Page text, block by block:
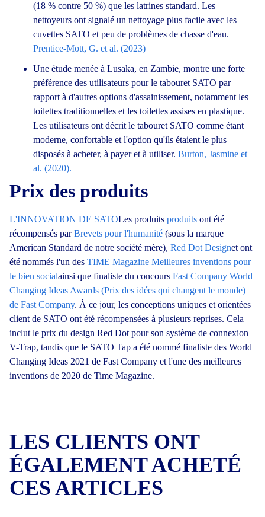
(18 % contre 50 %) que les latrines standard. Les
nettoyeurs ont signalé un nettoyage plus facile avec les
cuvettes SATO et peu de problèmes de chasse d'eau.
Prentice-Mott, G. et al. (2023)
Une étude menée à Lusaka, en Zambie, montre une forte
préférence des utilisateurs pour le tabouret SATO par
rapport à d'autres options d'assainissement, notamment les
toilettes traditionnelles et les toilettes assises en plastique.
Les utilisateurs ont décrit le tabouret SATO comme étant
moderne, confortable et l'option qu'ils étaient le plus
disposés à acheter, à payer et à utiliser. Burton, Jasmine et
al. (2020).
Prix des produits
L'INNOVATION DE SATOLes produits produits ont été
récompensés parBrevets pour l'humanité (sous la marque
American Standard de notre société mère), Red Dot Designet ont
été nommés l'un des TIME Magazine Meilleures inventions pour
le bien socialainsi que finaliste du concours Fast Company World
Changing Ideas Awards (Prix des idées qui changent le monde)
de Fast Company. À ce jour, les conceptions uniques et orientées
client de SATO ont été récompensées à plusieurs reprises. Cela
inclut le prix du design Red Dot pour son système de connexion
V-Trap, tandis que le SATO Tap a été nommé finaliste des World
Changing Ideas 2021 de Fast Company et l'une des meilleures
inventions de 2020 de Time Magazine.
LES CLIENTS ONT
ÉGALEMENT ACHETÉ
CES ARTICLES